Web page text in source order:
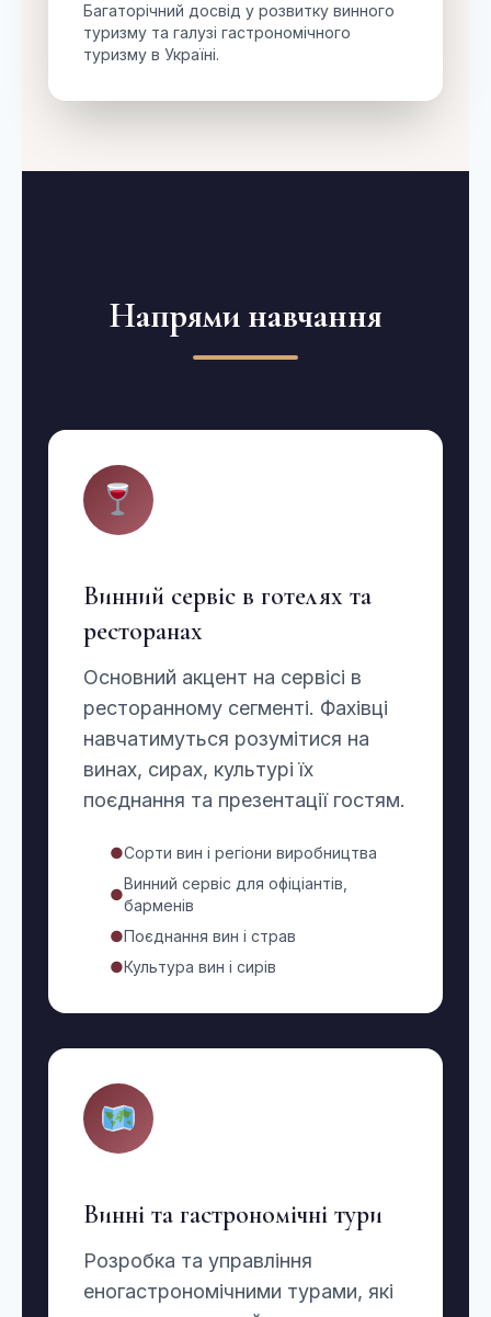
Багаторічний досвід у розвитку винного
туризму та галузі гастрономічного
туризму в Україні.
Напрями навчання
Винний сервіс в готелях та
ресторанах
Основний акцент на сервісі в
ресторанному сегменті. Фахівці
навчатимуться розумітися на
винах, сирах, культурі їх
поєднання та презентації гостям.
●Сорти вин і регіони виробництва
●
Винний сервіс для офіціантів,
барменів
●Поєднання вин і страв
●Культура вин і сирів
Винні та гастрономічні тури
Розробка та управління
еногастрономічними турами, які